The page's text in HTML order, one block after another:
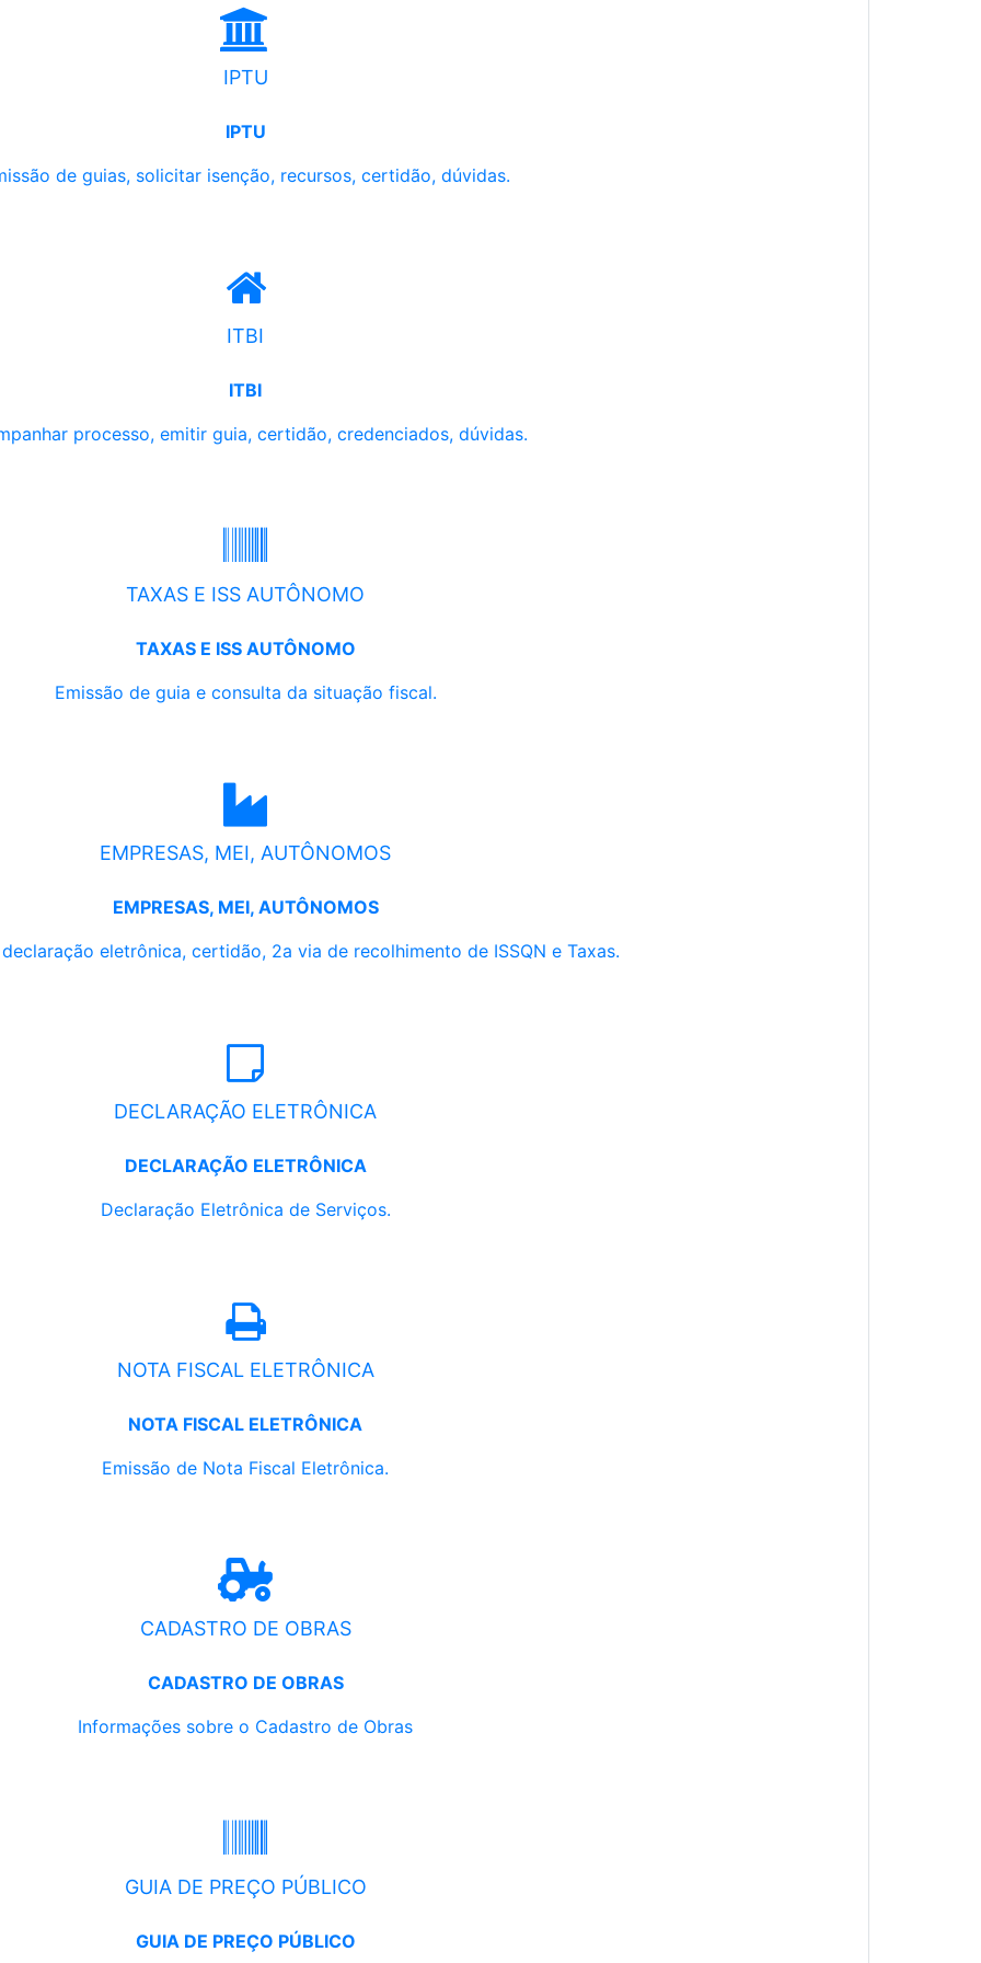
IPTU
IPTU
de guias, solicitar isenção, recursos, certidão, dúvidas.
ITBI
ITBI
processo, emitir guia, certidão, credenciados, dúvidas.
TAXAS E ISS AUTÔNOMO
TAXAS E ISS AUTÔNOMO
Emissão de guia e consulta da situação fiscal.
EMPRESAS, MEI, AUTÔNOMOS
EMPRESAS, MEI, AUTÔNOMOS
eletrônica, certidão, 2a via de recolhimento de ISSQN e Taxas.
DECLARAÇÃO ELETRÔNICA
DECLARAÇÃO ELETRÔNICA
Declaração Eletrônica de Serviços.
NOTA FISCAL ELETRÔNICA
NOTA FISCAL ELETRÔNICA
Emissão de Nota Fiscal Eletrônica.
CADASTRO DE OBRAS
CADASTRO DE OBRAS
Informações sobre o Cadastro de Obras
GUIA DE PREÇO PÚBLICO
GUIA DE PREÇO PÚBLICO